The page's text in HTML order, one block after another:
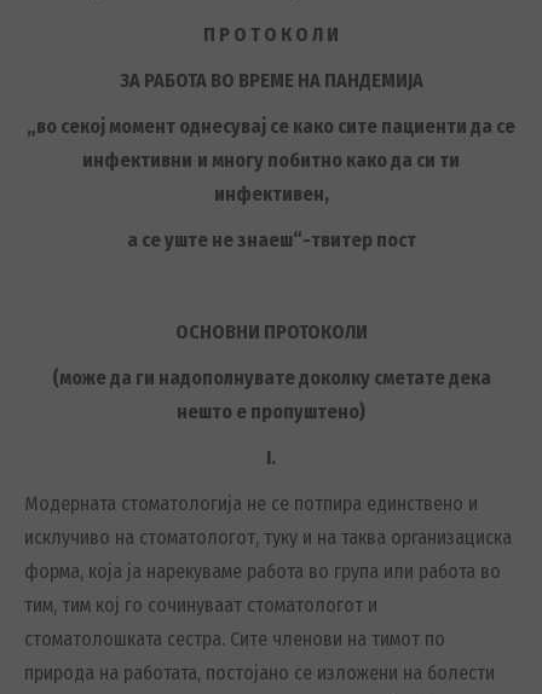
П Р О Т О К О Л И
ЗА РАБОТА ВО ВРЕМЕ НА ПАНДЕМИЈА
„во секој момент однесувај се како сите пациенти да се
инфективни и многу побитно како да си ти
инфективен,
а се уште не знаеш“-твитер пост
ОСНОВНИ ПРОТОКОЛИ
(може да ги надополнувате доколку сметате дека
нешто е пропуштено)
I.
Модерната стоматологија не се потпира единствено и
исклучиво на стоматологот, туку и на таква организациска
форма, која ја нарекуваме работа во група или работа во
тим, тим кој го сочинуваат стоматологот и
стоматолошката сестра. Сите членови на тимот по
природа на работата, постојано се изложени на болести